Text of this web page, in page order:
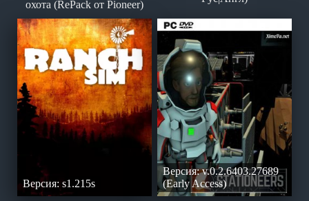
охота (RePack от Pioneer)
Версия: s1.215s
Версия: v.0.2.6403.27689
(Early Access)